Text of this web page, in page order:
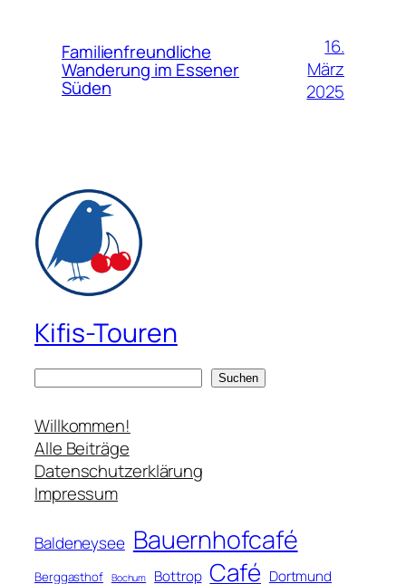
Familienfreundliche
Wanderung im Essener
Süden
16.
März
2025
Kifis-Touren
c
h
e
n
Suchen
Willkommen!
Alle Beiträge
Datenschutzerklärung
Impressum
Baldeneysee Bauernhofcafé
Berggasthof Bochum Bottrop Café Dortmund